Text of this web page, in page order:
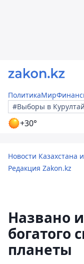
ПолитикаМир
#Выборы в Курултай
+30°
Новости Казахстана
Редакция Zakon.kz
Названо
богатого
планеты